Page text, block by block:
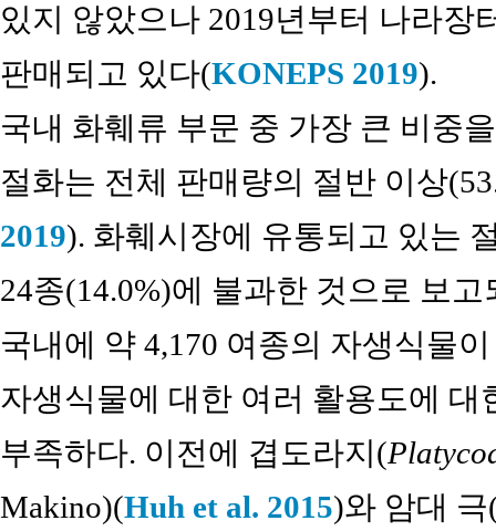
있지 않았으나 2019년부터 나라장
판매되고 있다(KONEPS 2019).
국내 화훼류 부문 중 가장 큰 비중
절화는 전체 판매량의 절반 이상
2019). 화훼시장에 유통되고 있는
24종(14.0%)에 불과한 것으로 보고
국내에 약 4,170 여종의 자생식물
자생식물에 대한 여러 활용도에 대
부족하다. 이전에 겹도라지(
Makino)(Huh et al. 2015)와 암대 극